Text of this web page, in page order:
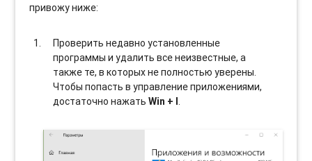
привожу ниже:
Проверить недавно установленные
программы и удалить все неизвестные, а
также те, в которых не полностью уверены.
Чтобы попасть в управление приложениями,
достаточно нажатьWin + I.